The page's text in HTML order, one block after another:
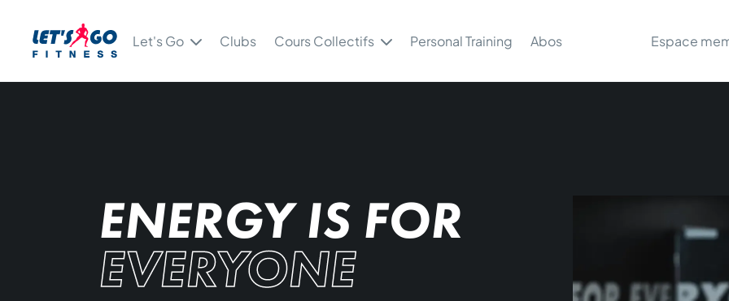
Let's Go Clubs Cours Collectifs Personal Training Abos Espace
ENERGY IS FOR
EVERYONE